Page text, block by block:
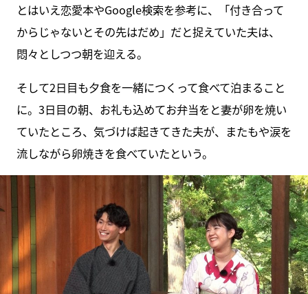
とはいえ恋愛本やGoogle検索を参考に、「付き合って
からじゃないとその先はだめ」だと捉えていた夫は、
悶々としつつ朝を迎える。
そして2日目も夕食を一緒につくって食べて泊まること
に。3日目の朝、お礼も込めてお弁当をと妻が卵を焼い
ていたところ、気づけば起きてきた夫が、またもや涙を
流しながら卵焼きを食べていたという。